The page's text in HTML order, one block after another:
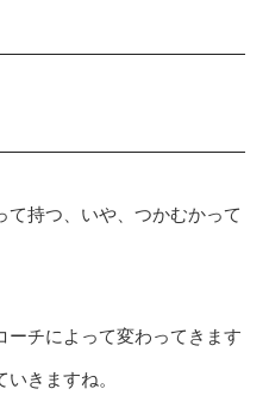
て持つ、いや、つかむかって
ーチによって変わってきます
きますね。